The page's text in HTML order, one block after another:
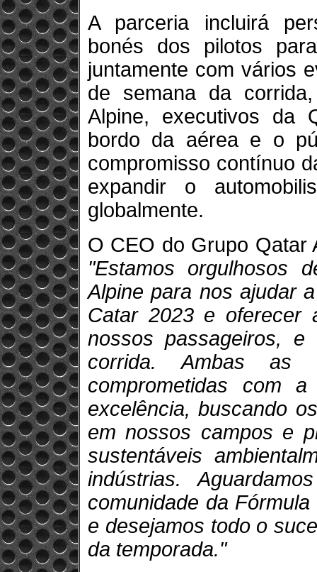
A parceria incluirá
bonés dos pilotos
juntamente com vários
de semana da
Alpine, executivos da
bordo da aérea e o
compromisso contínuo
expandir o
globalmente.
O CEO do Grupo Qatar
"Estamos orgulhosos
Alpine para nos ajudar
Catar 2023 e oferecer
nossos passageiros,
corrida. Ambas as
comprometidas com
excelência, buscando
em nossos campos e
sustentáveis
indústrias.
comunidade da
e desejamos todo o
da temporada."